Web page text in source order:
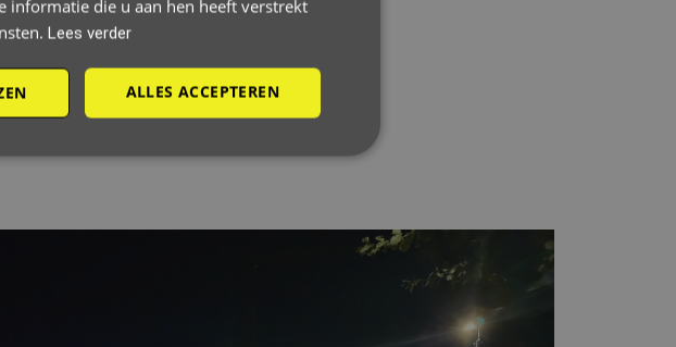
informatie die u aan hen heeft verstrekt
Lees verder
ALLES ACCEPTEREN